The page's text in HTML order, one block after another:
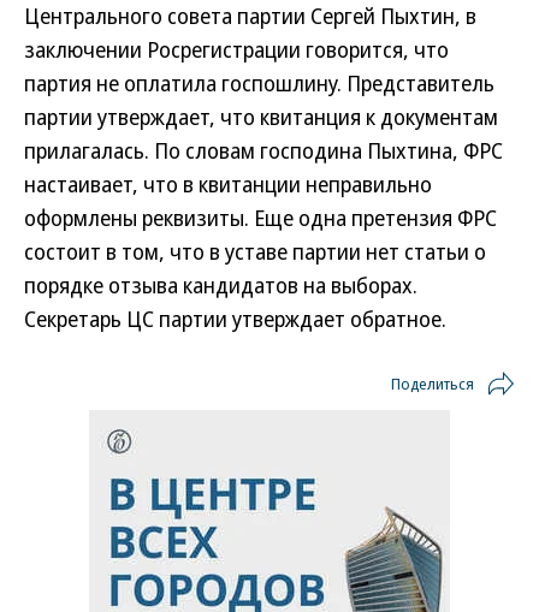
Центрального совета партии Сергей Пыхтин, в
заключении Росрегистрации говорится, что
партия не оплатила госпошлину. Представитель
партии утверждает, что квитанция к документам
прилагалась. По словам господина Пыхтина, ФРС
настаивает, что в квитанции неправильно
оформлены реквизиты. Еще одна претензия ФРС
состоит в том, что в уставе партии нет статьи о
порядке отзыва кандидатов на выборах.
Секретарь ЦС партии утверждает обратное.
Поделиться